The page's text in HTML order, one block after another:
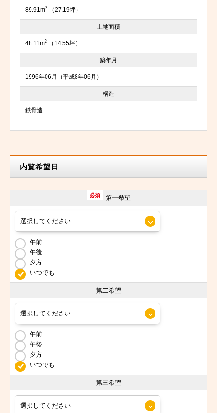
89.91m2 （27.19坪）
土地面積
48.11m2 （14.55坪）
築年月
1996年06月（平成8年06月）
構造
鉄骨造
内覧希望日
必須 第一希望
午前
午後
夕方
いつでも
第二希望
午前
午後
夕方
いつでも
第三希望